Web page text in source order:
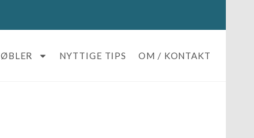
NYTTIGE TIPS OM / KONTAKT